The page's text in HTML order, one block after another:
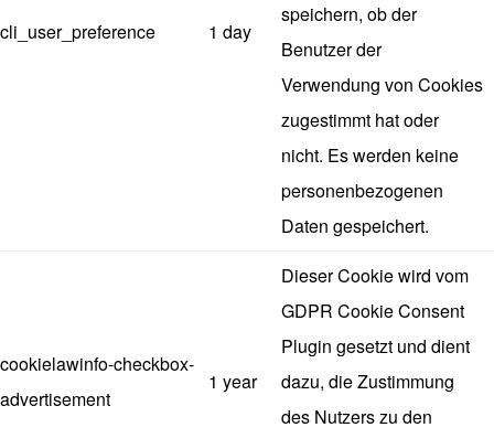
cli_user_preference 1 day
speichern, ob der
Benutzer der
Verwendung von Cookies
zugestimmt hat oder
nicht. Es werden keine
personenbezogenen
Daten gespeichert.
cookielawinfo-checkbox-
advertisement
1 year
Dieser Cookie wird vom
GDPR Cookie Consent
Plugin gesetzt und dient
dazu, die Zustimmung
des Nutzers zu den